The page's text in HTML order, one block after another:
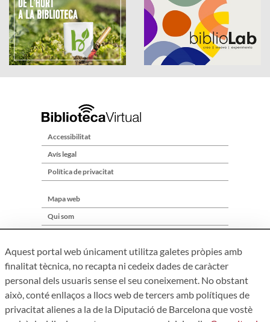
Accessibilitat
Avís legal
Política de privacitat
Mapa web
Qui som
Aquest portal web únicament utilitza galetes pròpies amb
finalitat tècnica, no recapta ni cedeix dades de caràcter
personal dels usuaris sense el seu coneixement. No obstant
això, conté enllaços a llocs web de tercers amb polítiques de
privacitat alienes a la de la Diputació de Barcelona que vostè